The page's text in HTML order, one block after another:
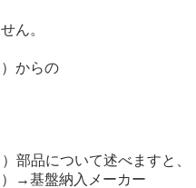
ん。
からの
部品について述べますと、
）→基盤納入メーカー